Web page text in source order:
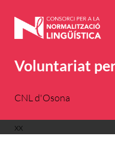
Voluntariat
CNL d'Osona
xx